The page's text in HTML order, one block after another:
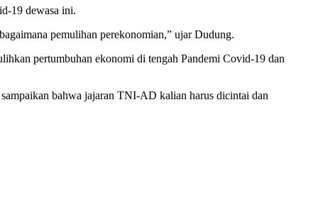
19 dewasa ini.
pemulihan perekonomian,” ujar Dudung.
pertumbuhan ekonomi di tengah Pandemi Covid-19 dan
bahwa jajaran TNI-AD kalian harus dicintai dan